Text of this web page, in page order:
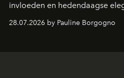
invloeden en hedendaagse
samenkomen.
28.07.2026 by Pauline Borgogno